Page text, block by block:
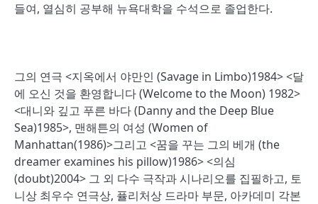
들여, 열심히 공부해 뉴욕대학을 수석으로 졸업한다.
그의 연극 <지옥에서 야만인 (Savage in Limbo)1984> <달
에 오신 것을 환영합니다 (Welcome to the Moon) 1982>
<대니와 깊고 푸른 바다 (Danny and the Deep Blue
Sea)1985>, 맨해튼의 여성 (Women of
Manhattan(1986)>그리고 <꿈을 꾸는 그의 베개 (the
dreamer examines his pillow)1986> <의심
(doubt)2004> 그 외 다수 극작과 시나리오를 집필하고, 토
니상 최우수 연극상, 퓰리처상 드라마 부문, 아카데미 각본